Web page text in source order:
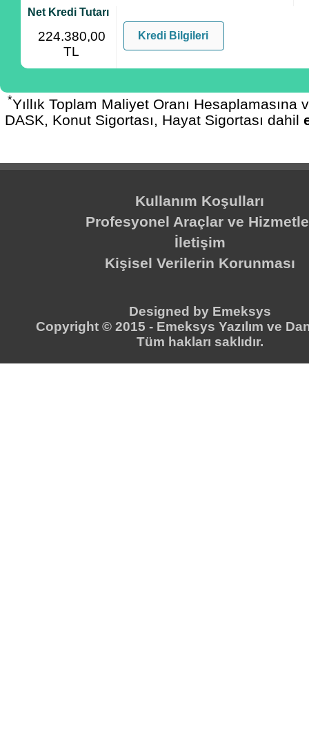
Net Kredi Tutarı
224.380,00
TL
Kredi Bilgileri
*Yıllık Toplam Maliyet Oranı Hesaplamasına
DASK, Konut Sigortası, Hayat Sigortası dahil
Kullanım Koşulları
Profesyonel Araçlar ve
İletişim
Kişisel Verilerin Korunması
Designed by Emeksys
Copyright © 2015 - Emeksys Yazılım ve
Tüm hakları saklıdır.